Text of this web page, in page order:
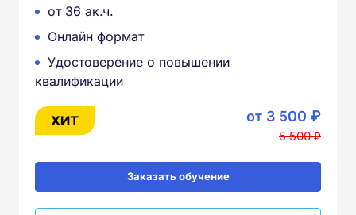
от 36 ак.ч.
Онлайн формат
Удостоверение о повышении
квалификации
от 3 500 ₽
5 500 ₽
Заказать обучение